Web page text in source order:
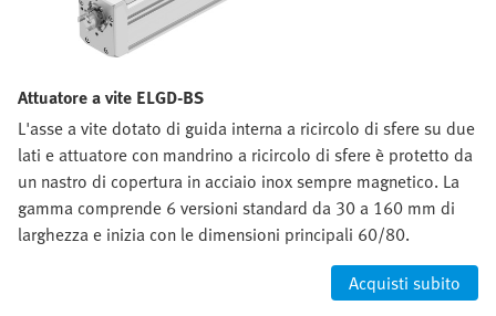
Attuatore a vite ELGD-BS
L'asse a vite dotato di guida interna a ricircolo di sfere su due
lati e attuatore con mandrino a ricircolo di sfere è protetto da
un nastro di copertura in acciaio inox sempre magnetico. La
gamma comprende 6 versioni standard da 30 a 160 mm di
larghezza e inizia con le dimensioni principali 60/80.
Acquisti subito